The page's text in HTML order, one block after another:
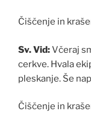
Čiščenje in
Sv. Vid:Včeraj
cerkve. Hvala
pleskanje. Še
Čiščenje in